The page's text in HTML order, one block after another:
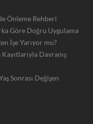
Önleme Rehberi
Göre Doğru Uygulama
İşe Yarıyor mu?
Davranış
Sonrası Değişen